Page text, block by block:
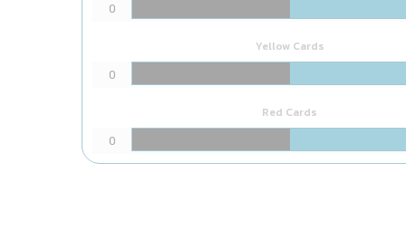
0
Yellow Cards
0
Red Cards
0